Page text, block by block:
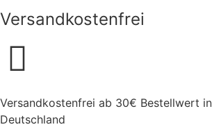
Versandkostenfrei
Versandkostenfrei ab 30€ Bestellwert
Deutschland